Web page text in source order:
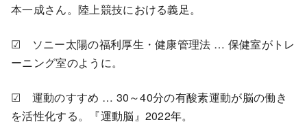
本一成さん。陸上競技における義足。
☑ ソニー太陽の福利厚生・健康管理法 … 保健室がトレ
ーニング室のように。
☑ 運動のすすめ … 30～40分の有酸素運動が脳の働き
を活性化する。『運動脳』2022年。